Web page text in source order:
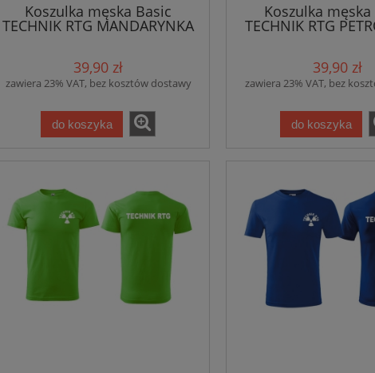
Koszulka męska Basic
TECHNIK RTG MANDARYNKA
39,90 zł
zawiera 23% VAT, bez kosztów dostawy
do koszyka
Koszulka męska
TECHNIK RTG
39,90 zł
zawiera 23% VAT, bez
do koszyka